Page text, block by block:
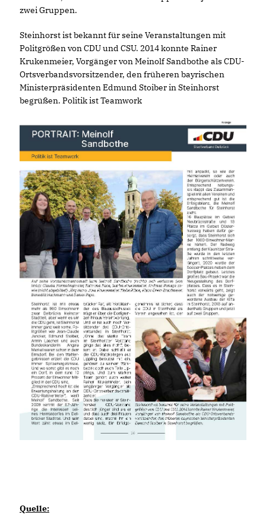
zwei Gruppen.
Steinhorst ist bekannt für seine Veranstaltungen mit
Politgrößen von CDU und CSU. 2014 konnte Rainer
Krukenmeier, Vorgänger von Meinolf Sandbothe als CDU-
Ortsverbandsvorsitzender, den früheren bayrischen
Ministerpräsidenten Edmund Stoiber in Steinhorst
begrüßen. Politik ist Teamwork
Quelle: